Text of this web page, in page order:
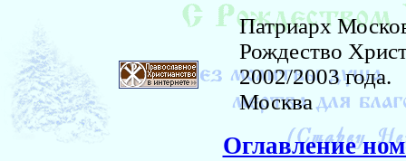
Патриарх
Рождество
2002/2003 года.
Москва
Оглавление